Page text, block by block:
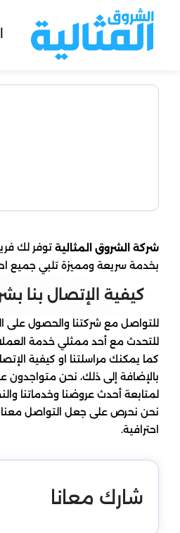
شركة الشروق المثالية توفر لك
بخدمة سريعة ومميزة تلبي جميع
كيفية الإتصال بنا
للتواصل مع شركتنا والحصول على
للتحدث مع أحد ممثلي خدمة
كما يمكنك مراسلتنا او كيفية
بالإضافة إلى ذلك، نحن متواجدون
لمتابعة أحدث عروضنا وخدماتنا
نحن نحرص على جعل التواصل معنا
احترافية.
شارك معانا